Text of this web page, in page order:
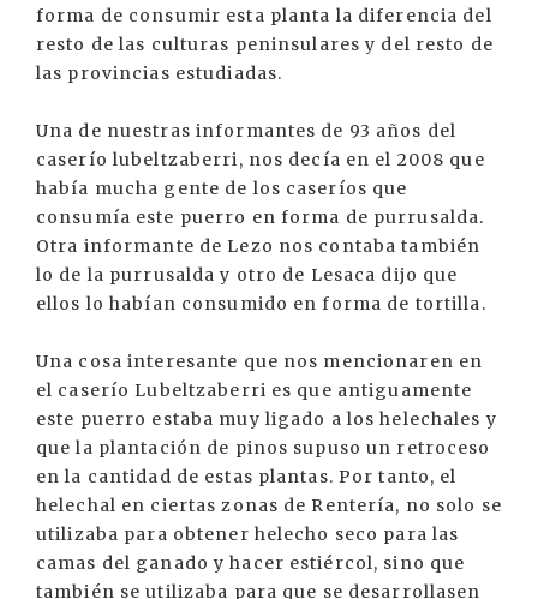
forma de consumir esta planta la diferencia del
resto de las culturas peninsulares y del resto de
las provincias estudiadas.
Una de nuestras informantes de 93 años del
caserío lubeltzaberri, nos decía en el 2008 que
había mucha gente de los caseríos que
consumía este puerro en forma de purrusalda.
Otra informante de Lezo nos contaba también
lo de la purrusalda y otro de Lesaca dijo que
ellos lo habían consumido en forma de tortilla.
Una cosa interesante que nos mencionaren en
el caserío Lubeltzaberri es que antiguamente
este puerro estaba muy ligado a los helechales y
que la plantación de pinos supuso un retroceso
en la cantidad de estas plantas. Por tanto, el
helechal en ciertas zonas de Rentería, no solo se
utilizaba para obtener helecho seco para las
camas del ganado y hacer estiércol, sino que
también se utilizaba para que se desarrollasen